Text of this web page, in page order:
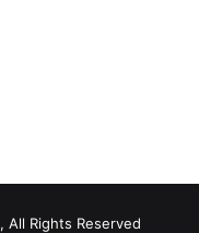
Rights Reserved